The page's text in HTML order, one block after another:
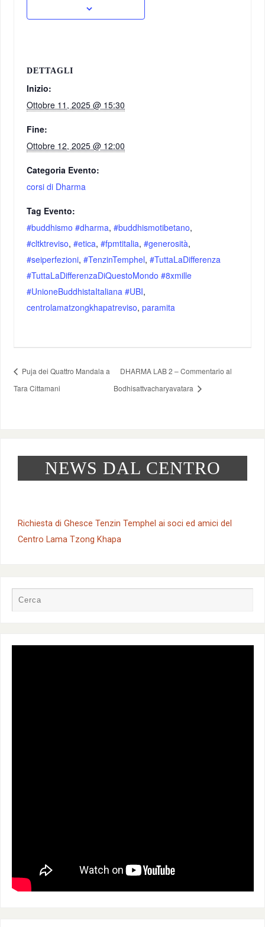
DETTAGLI
Inizio:
Ottobre 11, 2025 @ 15:30
Fine:
Ottobre 12, 2025 @ 12:00
Categoria Evento:
corsi di Dharma
Tag Evento:
#buddhismo #dharma,#buddhismotibetano,
#cltktreviso,#etica,#fpmtitalia,#generosità,
#seiperfezioni,#TenzinTemphel,#TuttaLaDifferenza
#TuttaLaDifferenzaDiQuestoMondo #8xmille
#UnioneBuddhistaItaliana #UBI,
centrolamatzongkhapatreviso,paramita
Puja dei Quattro Mandala a
Tara Cittamani
DHARMA LAB 2 – Commentario al
Bodhisattvacharyavatara
NEWS DAL CENTRO
Richiesta di Ghesce Tenzin Temphel ai soci ed amici del
Centro Lama Tzong Khapa